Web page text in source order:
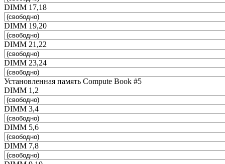
DIMM 17,18
DIMM 19,20
DIMM 21,22
DIMM 23,24
Установленная память Compute Book #5
DIMM 1,2
DIMM 3,4
DIMM 5,6
DIMM 7,8